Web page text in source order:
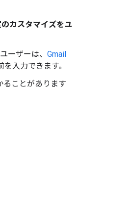
カスタマイズをユ
ーザーは、 Gmail
入力できます。
ることがあります